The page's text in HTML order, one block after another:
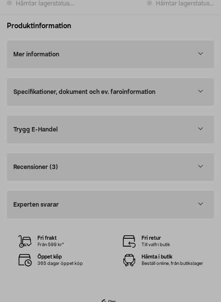
Hämtar lagerstatus... Hämtar lagerstatus...
Produktinformation
Mer information
Specifikationer, dokument och ev. faroinformation
Trygg E-Handel
Recensioner (3)
Experten svarar
Fri frakt
Från 599 kr*
Fri retur
Till valfri butik
Öppet köp
365 dagar öppet köp
Hämta i butik
Beställ online, från butikslager